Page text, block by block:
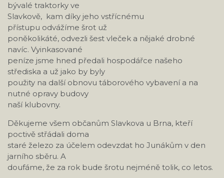
bývalé traktorky ve
Slavkově, kam díky jeho vstřícnému
přístupu odvážíme šrot už
poněkolikáté, odvezli šest vleček a nějaké drobné
navíc. Vyinkasované
peníze jsme hned předali hospodářce našeho
střediska a už jako by byly
použity na další obnovu táborového vybavení a na
nutné opravy budovy
naší klubovny.
Děkujeme všem občanům Slavkova u Brna, kteří
poctivě střádali doma
staré železo za účelem odevzdat ho Junákům v den
jarního sběru. A
doufáme, že za rok bude šrotu nejméně tolik, co letos.